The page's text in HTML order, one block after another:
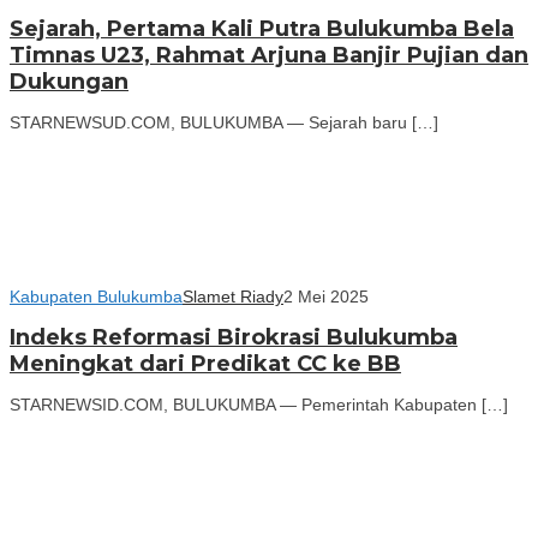
Sejarah, Pertama Kali Putra Bulukumba Bela
Timnas U23, Rahmat Arjuna Banjir Pujian dan
Dukungan
STARNEWSUD.COM, BULUKUMBA — Sejarah baru […]
Kabupaten BulukumbaSlamet Riady2 Mei 2025
Indeks Reformasi Birokrasi Bulukumba
Meningkat dari Predikat CC ke BB
STARNEWSID.COM, BULUKUMBA — Pemerintah Kabupaten […]